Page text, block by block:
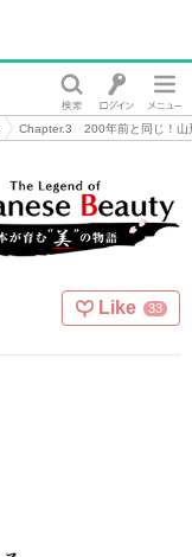
Chapter.3 200年前と同じ！山
Like 33